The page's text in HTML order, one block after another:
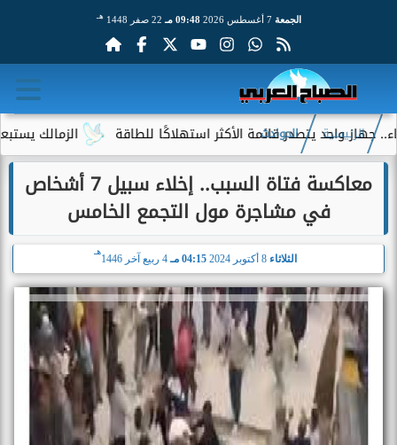
الجمعة 7 أغسطس 2026 09:48 مـ 22 صفر 1448 هـ
الزمالك يستبعد 4 لاعبين شباب من حساباته في الموسم الجديد يتصدر قائمة الأكثر استهلاكًا للطاقة
الرئيسية الحوادث
معاكسة فتاة السبب.. إخلاء سبيل 7 أشخاص
في مشاجرة مول التجمع الخامس
الثلاثاء 8 أكتوبر 2024 04:15 مـ 4 ربيع آخر 1446
هـ